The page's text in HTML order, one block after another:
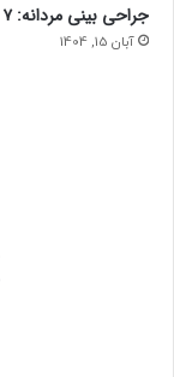
جراحی بینی مردانه: ۷ تفاوت کلیدی که بینی شما را “زنانه” نمی‌کند!
آبان 15, 1404